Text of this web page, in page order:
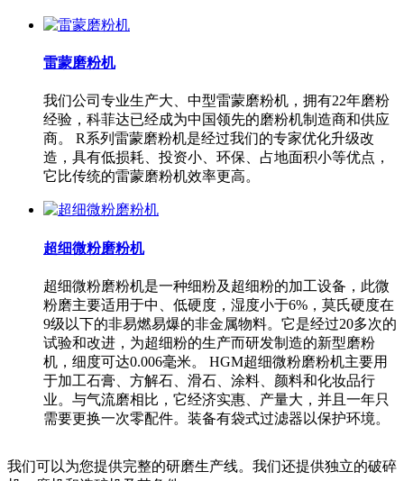
雷蒙磨粉机
我们公司专业生产大、中型雷蒙磨粉机，拥有22年磨粉
经验，科菲达已经成为中国领先的磨粉机制造商和供应
商。 R系列雷蒙磨粉机是经过我们的专家优化升级改
造，具有低损耗、投资小、环保、占地面积小等优点，
它比传统的雷蒙磨粉机效率更高。
超细微粉磨粉机
超细微粉磨粉机是一种细粉及超细粉的加工设备，此微
粉磨主要适用于中、低硬度，湿度小于6%，莫氏硬度在
9级以下的非易燃易爆的非金属物料。它是经过20多次的
试验和改进，为超细粉的生产而研发制造的新型磨粉
机，细度可达0.006毫米。 HGM超细微粉磨粉机主要用
于加工石膏、方解石、滑石、涂料、颜料和化妆品行
业。与气流磨相比，它经济实惠、产量大，并且一年只
需要更换一次零配件。装备有袋式过滤器以保护环境。
我们可以为您提供完整的研磨生产线。我们还提供独立的破碎